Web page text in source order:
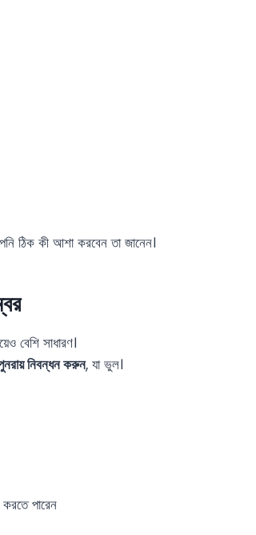
ঠিক কী আশা করবেন তা জানেন।
বেশি সাধারণ।
নিবন্ধন করুন, যা ভুল।
পারেন